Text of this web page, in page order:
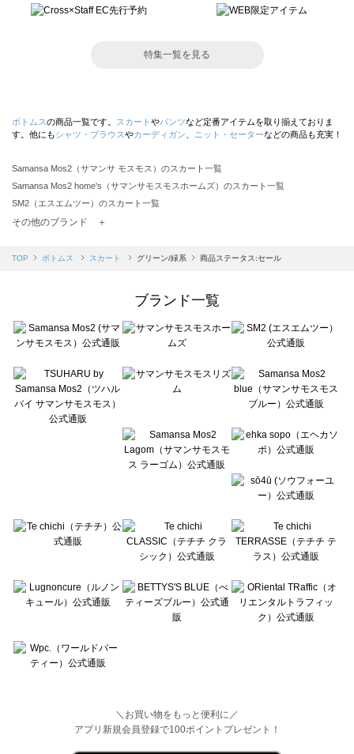
特集一覧を見る
ボトムスの商品一覧です。 スカート やパンツなど定番アイテムを取り揃えておりま
す。他にもシャツ・ブラウスやカーディガン ニット・セーターなどの商品も充実！
Samansa Mos2（サマンサ モスモス）のスカート一覧
Samansa Mos2 home's（サマンサモスモスホームズ）のスカート一覧
SM2（エスエムツー）のスカート一覧
TSUHARU by Samansa Mos2（ツハルバイサマンサモスモス）のスカート一覧
Samansa Mos2 blue（サマンサモスモス ブルー）のスカート一覧
sō4ū（ソウフォーユー）のスカート一覧
Te chichi（テチチ）のスカート一覧
Te chichi CLASSIC（テチチ クラシック）のスカート一覧
Lugnoncure（ルノンキュール）のスカート一覧
BETTY'S BLUE（べティーズブルー）のスカート一覧
Wpc.（ワールドパーティー）のスカート一覧
その他のブランド ＋
TOP ボトムス スカート グリーン/緑系 商品ステータス:セール
ブランド一覧
＼お買い物をもっと便利に／
アプリ新規会員登録で100ポイントプレゼント！